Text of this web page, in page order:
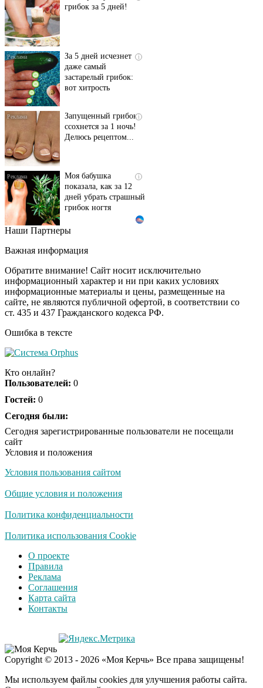
грибок за 5 дней!
i
За 5 дней исчезнет
даже самый
застарелый грибок:
вот хитрость
i
Запущенный грибок
ссохнется за 1 ночь!
Делюсь рецептом...
i
Моя бабушка
показала, как за 12
дней убрать страшный
грибок ногтя
Этот танец невесты
Пересмотрела 10 раз
i
Ролик длится пару
секунд, но вы будете в
шоке от увиденного
Ролик из Омска: вы
Ржу не переставая, это
не раз
Скрытая камера на
люди вытворяют, когда
Ролик длится
смеяться вы будете
Королева вагона
отожгла! Видео не
оставит равнодушным
США — Южной
Корее: «Верни мне
всё, что я подарил —
Patriot и THAAD»
Наши Партнеры
Важная информация
Обратите внимание! Сайт носит исключительно
информационный характер и ни при каких условиях
информационные материалы и цены, размещенные на
сайте, не являются публичной офертой, в соответствии со
ст. 435 и 437 Гражданского кодекса РФ.
Ошибка в тексте
Кто онлайн?
Пользователей: 0
Гостей: 0
Сегодня были:
Сегодня зарегистрированные пользователи не посещали
сайт
Условия и положения
Условия пользования сайтом
Общие условия и положения
Политика конфиденциальности
Политика использования Cookie
О проекте
Правила
Реклама
Соглашения
Карта сайта
Контакты
Copyright © 2013 - 2026 «Моя Керчь» Все права защищены!
Мы используем файлы cookies для улучшения работы сайта.